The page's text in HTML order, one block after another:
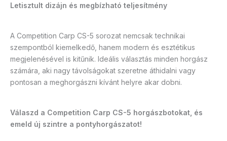
Letisztult dizájn és megbízható teljesítmény
A Competition Carp CS-5 sorozat nemcsak technikai
szempontból kiemelkedő, hanem modern és esztétikus
megjelenésével is kitűnik. Ideális választás minden horgász
számára, aki nagy távolságokat szeretne áthidalni vagy
pontosan a meghorgászni kívánt helyre akar dobni.
Válaszd a Competition Carp CS-5 horgászbotokat, és
emeld új szintre a pontyhorgászatot!